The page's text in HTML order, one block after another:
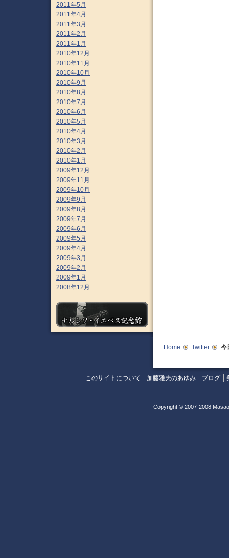
2011年5月
2011年4月
2011年3月
2011年2月
2011年1月
2010年12月
2010年11月
2010年10月
2010年9月
2010年8月
2010年7月
2010年6月
2010年5月
2010年4月
2010年3月
2010年2月
2010年1月
2009年12月
2009年11月
2009年10月
2009年9月
2009年8月
2009年7月
2009年6月
2009年5月
2009年4月
2009年3月
2009年2月
2009年1月
2008年12月
Home Twitter 今
このサイトについて 加藤雅夫のあゆみ ブログ
Copyright © 2007-2008